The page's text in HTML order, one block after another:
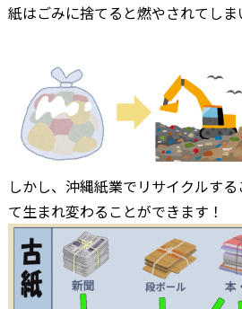
紙はごみに捨てると燃やされてしま
しかし、沖縄紙業でリサイクルす
て生まれ変わることができます！